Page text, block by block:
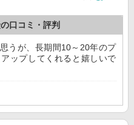
口コミ・評判
うが、長期間10～20年のプ
ップしてくれると嬉しいで